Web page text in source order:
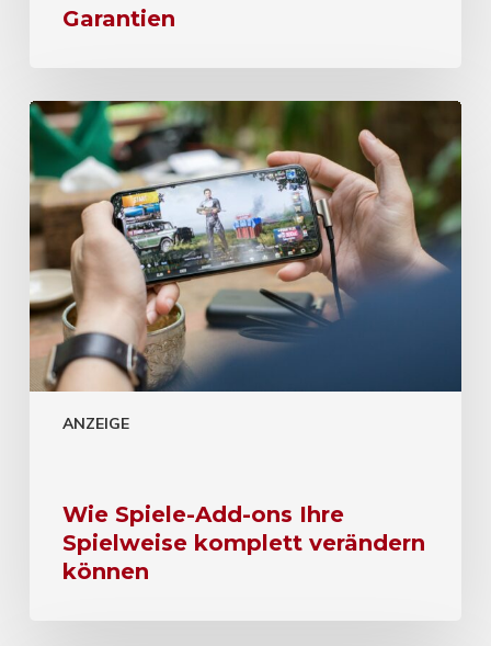
Garantien
ANZEIGE
Wie Spiele-Add-ons Ihre
Spielweise komplett verändern
können